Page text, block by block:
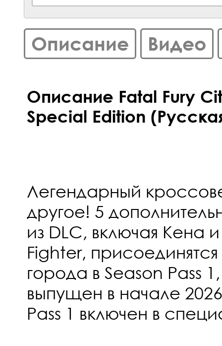
Описание Видео
Описание Fatal Fury
Special Edition
Легендарный
другое! 5
из DLC, включая Кена
Fighter,
города в Season Pass
выпущен в начале
Pass 1 включен в